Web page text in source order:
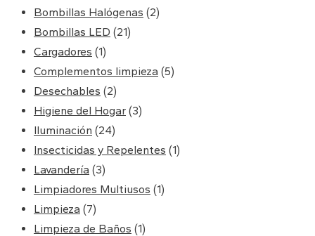
Bombillas Halógenas (2)
Bombillas LED (21)
Cargadores (1)
Complementos limpieza (5)
Desechables (2)
Higiene del Hogar (3)
Iluminación (24)
Insecticidas y Repelentes (1)
Lavandería (3)
Limpiadores Multiusos (1)
Limpieza (7)
Limpieza de Baños (1)